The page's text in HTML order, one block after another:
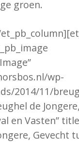
groen.
wp-
2014/11/
de
en Vasten”
Gevecht